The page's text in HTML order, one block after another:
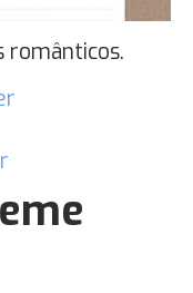
românticos.